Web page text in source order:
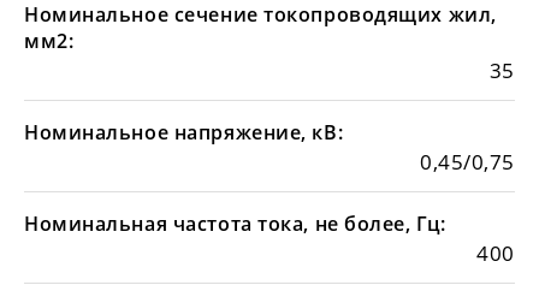
Номинальное сечение токопроводящих жил,
мм2:
35
Номинальное напряжение, кВ:
0,45/0,75
Номинальная частота тока, не более, Гц:
400